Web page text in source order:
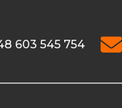
603 545 754